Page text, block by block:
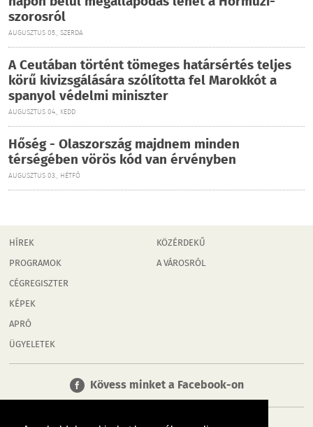
szorosról
AUGUSZTUS 05., SZERDA
A Ceutában történt tömeges határsértés teljes
körű kivizsgálására szólította fel Marokkót a
spanyol védelmi miniszter
AUGUSZTUS 04., KEDD
Hőség - Olaszország majdnem minden
térségében vörös kód van érvényben
AUGUSZTUS 03., HÉTFŐ
HÍREK
PROGRAMOK
CÉGREGISZTER
KÉPEK
APRÓ
ÜGYELETEK
KÖZÉRDEKŰ
A VÁROSRÓL
Kövess minket a Facebook-on